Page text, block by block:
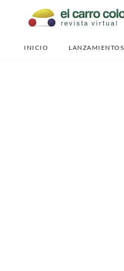
INICIO LANZAMIENTOS